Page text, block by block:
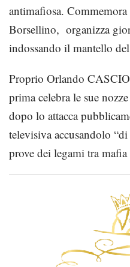
antimafiosa.
Borsellino, organizza
indossando il mantello
Proprio Orlando
prima celebra le sue
dopo lo attacca
televisiva accusandolo
prove dei legami tra